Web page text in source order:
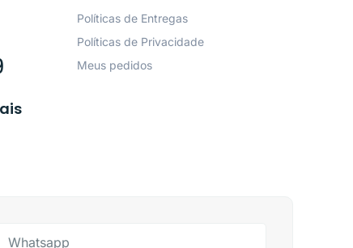
Políticas de Entregas
Políticas de Privacidade
Meus pedidos